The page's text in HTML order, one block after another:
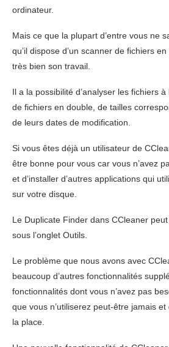
ordinateur.
Mais ce que la plupart d’entre vous ne
qu’il dispose d’un scanner de fichiers
très bien son travail.
Il a la possibilité d’analyser les fichiers
de fichiers en double, de tailles
de leurs dates de modification.
Si vous êtes déjà un utilisateur de
être bonne pour vous car vous n’avez
et d’installer d’autres applications qui
sur votre disque.
Le Duplicate Finder dans CCleaner
sous l’onglet Outils.
Le problème que nous avons avec
beaucoup d’autres fonctionnalités
fonctionnalités dont vous n’avez pas
que vous n’utiliserez peut-être jamais
la place.